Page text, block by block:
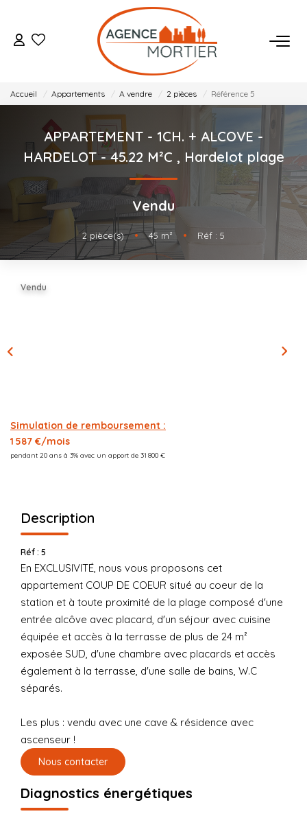
ACHETER
ESTIMER
BIENS VENDUS
NOTRE AGENCE
Qui Sommes Nous
Notre Équipe
Accueil Appartements A vendre 2 pièces Référence 5
APPARTEMENT - 1CH. + ALCOVE -
HARDELOT - 45.22 M²C , Hardelot plage
Vendu
2 pièce(s) • 45 m² • Réf : 5
Vendu
Simulation de remboursement :
1 587 €/mois
pendant 20 ans à 3% avec un apport de 31 800 €
Description
Réf : 5
En EXCLUSIVITÉ, nous vous proposons cet
appartement COUP DE COEUR situé au coeur de la
station et à toute proximité de la plage composé d'une
entrée alcôve avec placard, d'un séjour avec cuisine
équipée et accès à la terrasse de plus de 24 m²
exposée SUD, d'une chambre avec placards et accès
également à la terrasse, d'une salle de bains, W.C
séparés.
Les plus : vendu avec une cave & résidence avec
ascenseur !
Nous contacter
Diagnostics énergétiques